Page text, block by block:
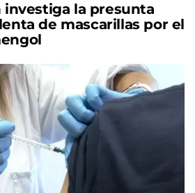
la presunta
de mascarillas por el